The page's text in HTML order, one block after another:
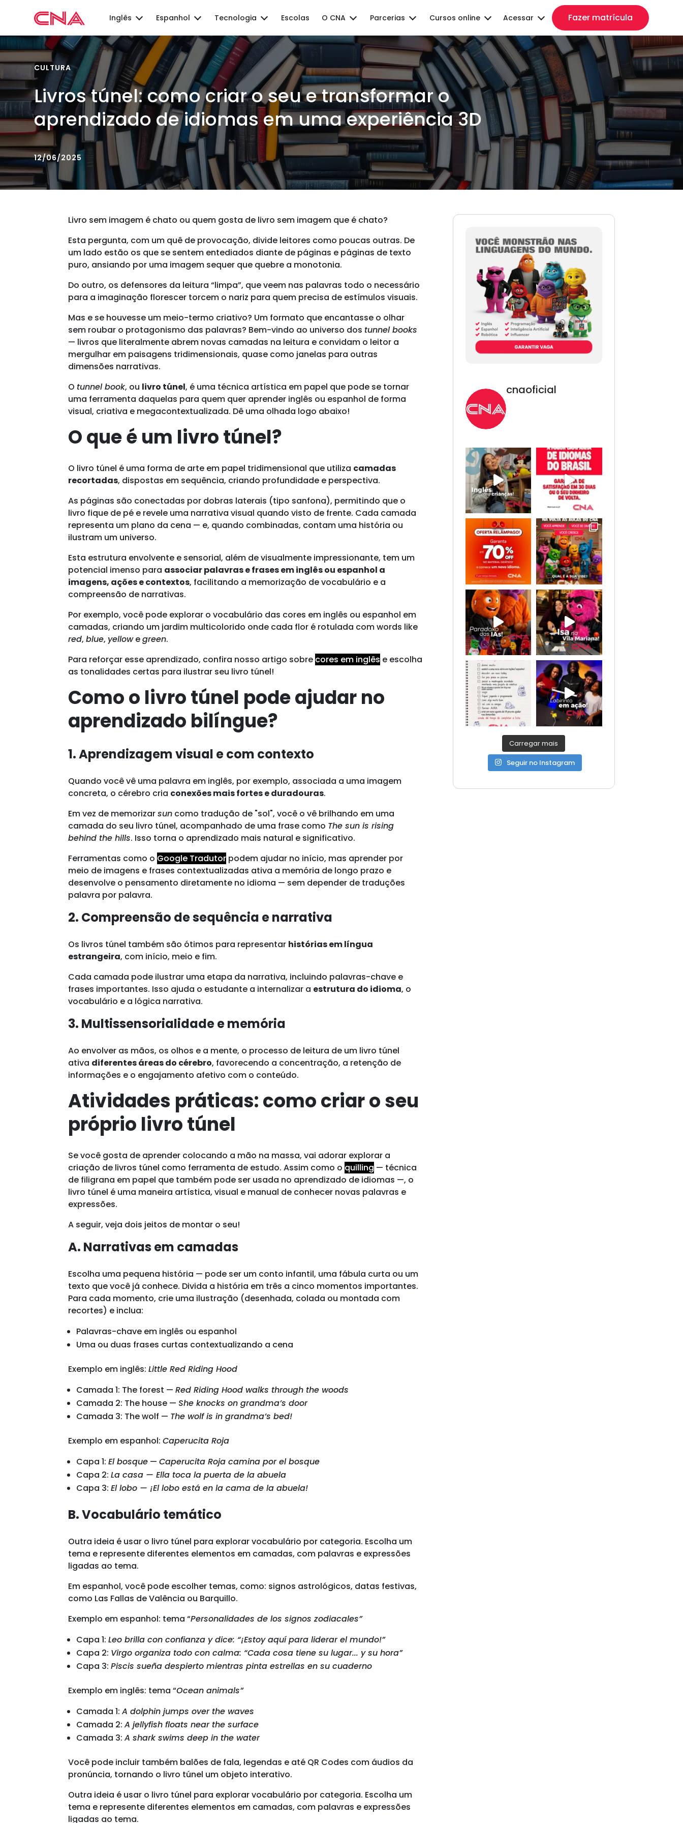
Inglês Espanhol Tecnologia Escolas O CNA Parcerias Cursos online Acessar Fazer matrícula
CULTURA
Livros túnel: como criar o seu e transformar o
aprendizado de idiomas em uma experiência 3D
12/06/2025
Livro sem imagem é chato ou quem gosta de livro sem imagem que é chato?
Esta pergunta, com um quê de provocação, divide leitores como poucas outras. De
um lado estão os que se sentem entediados diante de páginas e páginas de texto
puro, ansiando por uma imagem sequer que quebre a monotonia.
Do outro, os defensores da leitura “limpa”, que veem nas palavras todo o necessário
para a imaginação florescer torcem o nariz para quem precisa de estímulos visuais.
Mas e se houvesse um meio-termo criativo? Um formato que encantasse o olhar
sem roubar o protagonismo das palavras? Bem-vindo ao universo dos tunnel books
— livros que literalmente abrem novas camadas na leitura e convidam o leitor a
mergulhar em paisagens tridimensionais, quase como janelas para outras
dimensões narrativas.
O tunnel book, ou livro túnel, é uma técnica artística em papel que pode se tornar
uma ferramenta daquelas para quem quer aprender inglês ou espanhol de forma
visual, criativa e megacontextualizada. Dê uma olhada logo abaixo!
O que é um livro túnel?
O livro túnel é uma forma de arte em papel tridimensional que utiliza camadas
recortadas, dispostas em sequência, criando profundidade e perspectiva.
As páginas são conectadas por dobras laterais (tipo sanfona), permitindo que o
livro fique de pé e revele uma narrativa visual quando visto de frente. Cada camada
representa um plano da cena — e, quando combinadas, contam uma história ou
ilustram um universo.
Esta estrutura envolvente e sensorial, além de visualmente impressionante, tem um
potencial imenso para associar palavras e frases em inglês ou espanhol a
imagens, ações e contextos, facilitando a memorização de vocabulário e a
compreensão de narrativas.
Por exemplo, você pode explorar o vocabulário das cores em inglês ou espanhol em
camadas, criando um jardim multicolorido onde cada flor é rotulada com words like
red,blue, yellowegreen.
Para reforçar esse aprendizado, confira nosso artigo sobre cores em inglês e escolha
as tonalidades certas para ilustrar seu livro túnel!
Como o livro túnel pode ajudar no
aprendizado bilíngue?
1. Aprendizagem visual e com contexto
Quando você vê uma palavra em inglês, por exemplo, associada a uma imagem
concreta, o cérebro cria conexões mais fortes e duradouras.
Em vez de memorizarsun como tradução de "sol", você o vê brilhando em uma
camada do seu livro túnel, acompanhado de uma frase como The sun is rising
behind the hills. Isso torna o aprendizado mais natural e significativo.
Ferramentas como o Google Tradutor podem ajudar no início, mas aprender por
meio de imagens e frases contextualizadas ativa a memória de longo prazo e
desenvolve o pensamento diretamente no idioma — sem depender de traduções
palavra por palavra.
2. Compreensão de sequência e narrativa
Os livros túnel também são ótimos para representar histórias em língua
estrangeira, com início, meio e fim.
Cada camada pode ilustrar uma etapa da narrativa, incluindo palavras-chave e
frases importantes. Isso ajuda o estudante a internalizar a estrutura do idioma, o
vocabulário e a lógica narrativa.
3. Multissensorialidade e memória
Ao envolver as mãos, os olhos e a mente, o processo de leitura de um livro túnel
ativa diferentes áreas do cérebro, favorecendo a concentração, a retenção de
informações e o engajamento afetivo com o conteúdo.
Atividades práticas: como criar o seu
próprio livro túnel
Se você gosta de aprender colocando a mão na massa, vai adorar explorar a
criação de livros túnel como ferramenta de estudo. Assim como o quilling — técnica
de filigrana em papel que também pode ser usada no aprendizado de idiomas —, o
livro túnel é uma maneira artística, visual e manual de conhecer novas palavras e
expressões.
A seguir, veja dois jeitos de montar o seu!
A. Narrativas em camadas
Escolha uma pequena história — pode ser um conto infantil, uma fábula curta ou um
texto que você já conhece. Divida a história em três a cinco momentos importantes.
Para cada momento, crie uma ilustração (desenhada, colada ou montada com
recortes) e inclua:
Palavras-chave em inglês ou espanhol
Uma ou duas frases curtas contextualizando a cena
Exemplo em inglês:Little Red Riding Hood
Camada 1: The forest —Red Riding Hood walks through the woods
Camada 2: The house —She knocks on grandma’s door
Camada 3: The wolf — The wolf is in grandma’s bed!
Exemplo em espanhol:Caperucita Roja
Capa 1:El bosque —Caperucita Roja camina por el bosque
Capa 2:La casa — Ella toca la puerta de la abuela
Capa 3:El lobo — ¡El lobo está en la cama de la abuela!
B. Vocabulário temático
Outra ideia é usar o livro túnel para explorar vocabulário por categoria. Escolha um
tema e represente diferentes elementos em camadas, com palavras e expressões
ligadas ao tema.
Em espanhol, você pode escolher temas, como: signos astrológicos, datas festivas,
como Las Fallas de Valência ou Barquillo.
Exemplo em espanhol: tema “Personalidades de los signos zodiacales”
Capa 1:Leo brilla con confianza y dice: “¡Estoy aquí para liderar el mundo!”
Capa 2: Virgo organiza todo con calma: “Cada cosa tiene su lugar... y su hora”
Capa 3:Piscis sueña despierto mientras pinta estrellas en su cuaderno
Exemplo em inglês: tema “Ocean animals”
Camada 1:A dolphin jumps over the waves
Camada 2:A jellyfish floats near the surface
Camada 3:A shark swims deep in the water
Você pode incluir também balões de fala, legendas e até QR Codes com áudios da
pronúncia, tornando o livro túnel um objeto interativo.
Outra ideia é usar o livro túnel para explorar vocabulário por categoria. Escolha um
tema e represente diferentes elementos em camadas, com palavras e expressões
ligadas ao tema.
cnaoficial
tudo!
Carregar mais
Seguir no Instagram